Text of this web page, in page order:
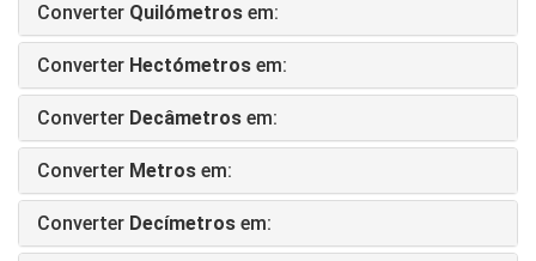
Converter Quilómetros em:
Converter Hectómetros em:
Converter Decâmetros em:
Converter Metros em:
Converter Decímetros em: